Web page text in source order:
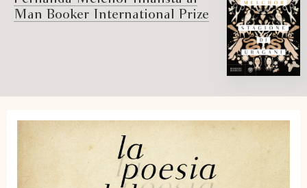
Man Booker International Prize